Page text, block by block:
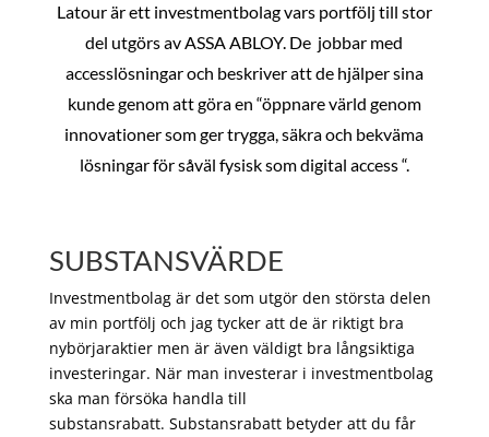
Latour är ett investmentbolag vars portfölj till stor
del utgörs av ASSA ABLOY. De jobbar med
accesslösningar och beskriver att de hjälper sina
kunde genom att göra en “öppnare värld genom
innovationer som ger trygga, säkra och bekväma
lösningar för såväl fysisk som digital access “.
SUBSTANSVÄRDE
Investmentbolag är det som utgör den största delen
av min portfölj och jag tycker att de är riktigt bra
nybörjaraktier men är även väldigt bra långsiktiga
investeringar. När man investerar i investmentbolag
ska man försöka handla till
substansrabatt. Substansrabatt betyder att du får